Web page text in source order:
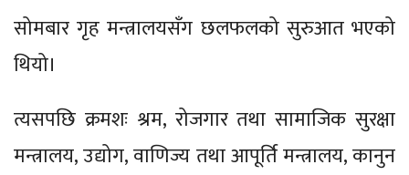
सोमबार गृह मन्त्रालयसँग छलफलको सुरुआत भएको
थियो।
त्यसपछि क्रमशः श्रम, रोजगार तथा सामाजिक सुरक्षा
मन्त्रालय, उद्योग, वाणिज्य तथा आपूर्ति मन्त्रालय, कानुन